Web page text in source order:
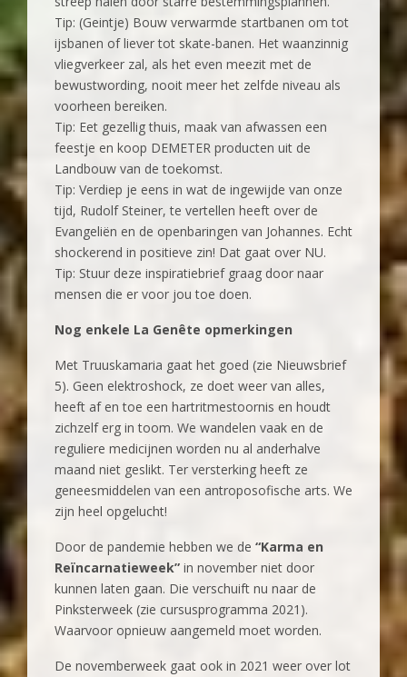
Tip: (Geintje) Bouw verwarmde startbanen om tot
ijsbanen of liever tot skate-banen. Het waanzinnig
vliegverkeer zal, als het even meezit met de
bewustwording, nooit meer het zelfde niveau als
voorheen bereiken.
Tip: Eet gezellig thuis, maak van afwassen een
feestje en koop DEMETER producten uit de
Landbouw van de toekomst.
Tip: Verdiep je eens in wat de ingewijde van onze
tijd, Rudolf Steiner, te vertellen heeft over de
Evangeliën en de openbaringen van Johannes. Echt
shockerend in positieve zin! Dat gaat over NU.
Tip: Stuur deze inspiratiebrief graag door naar
mensen die er voor jou toe doen.
Nog enkele La Genête opmerkingen
‍Met Truuskamaria gaat het goed (zie Nieuwsbrief
5). Geen elektroshock, ze doet weer van alles,
heeft af en toe een hartritmestoornis en houdt
zichzelf erg in toom. We wandelen vaak en de
reguliere medicijnen worden nu al anderhalve
maand niet geslikt. Ter versterking heeft ze
geneesmiddelen van een antroposofische arts. We
zijn heel opgelucht!
Door de pandemie hebben we de “Karma en
Reïncarnatieweek” in november niet door
kunnen laten gaan. Die verschuift nu naar de
Pinksterweek (zie cursusprogramma 2021).
Waarvoor opnieuw aangemeld moet worden.
De novemberweek gaat ook in 2021 weer over lot